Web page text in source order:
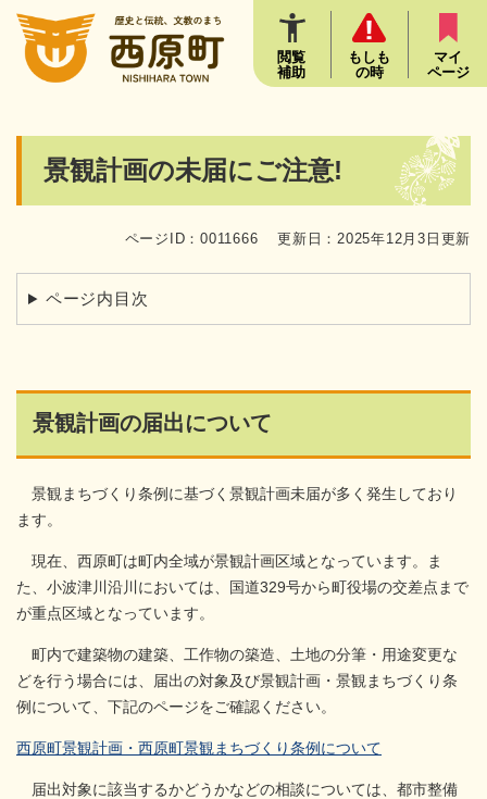
メニューを飛ばして本文へ
閲覧
補助
もしも
の時
マイ
ページ
景観計画の未届にご注意!
ページID：0011666 更新日：2025年12月3日更新
ページ内目次
景観計画の届出について
景観まちづくり条例に基づく景観計画未届が多く発生しており
ます。
現在、西原町は町内全域が景観計画区域となっています。ま
た、小波津川沿川においては、国道329号から町役場の交差点まで
が重点区域となっています。
町内で建築物の建築、工作物の築造、土地の分筆・用途変更な
どを行う場合には、届出の対象及び景観計画・景観まちづくり条
例について、下記のページをご確認ください。
西原町景観計画・西原町景観まちづくり条例について
届出対象に該当するかどうかなどの相談については、都市整備